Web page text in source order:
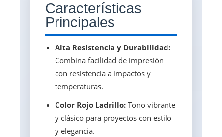
Características
Principales
Alta Resistencia y Durabilidad:
Combina facilidad de impresión
con resistencia a impactos y
temperaturas.
Color Rojo Ladrillo:Tono vibrante
y clásico para proyectos con estilo
y elegancia.